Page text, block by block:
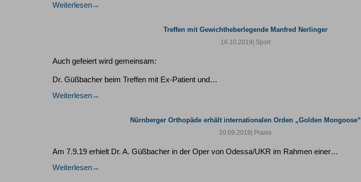
Weiterlesen
Treffen mit Gewichtheberlegende Manfred Nerlinger
16.10.2019 | Sport
Auch gefeiert wird gemeinsam:
Dr. Güßbacher beim Treffen mit Ex-Patient und…
Weiterlesen
Nürnberger Orthopäde erhält internationalen Orden „Golden Mongoose“
20.09.2019 | Praxis
Am 7.9.19 erhielt Dr. A. Güßbacher in der Oper von Odessa/UKR im Rahmen einer…
Weiterlesen